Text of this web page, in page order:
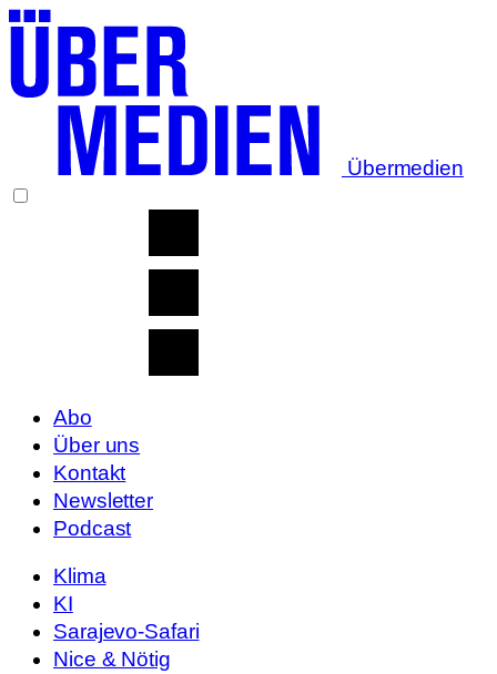
Übermedien
Abo
Über uns
Kontakt
Newsletter
Podcast
Klima
KI
Sarajevo-Safari
Nice & Nötig